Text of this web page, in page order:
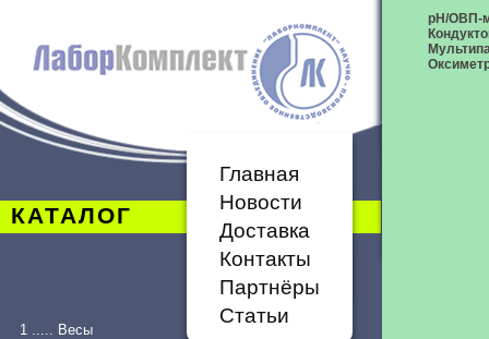
КАТАЛОГ
Главная
Новости
Доставка
Контакты
Партнёры
Статьи
1 ..... Весы
рН/ОВП-